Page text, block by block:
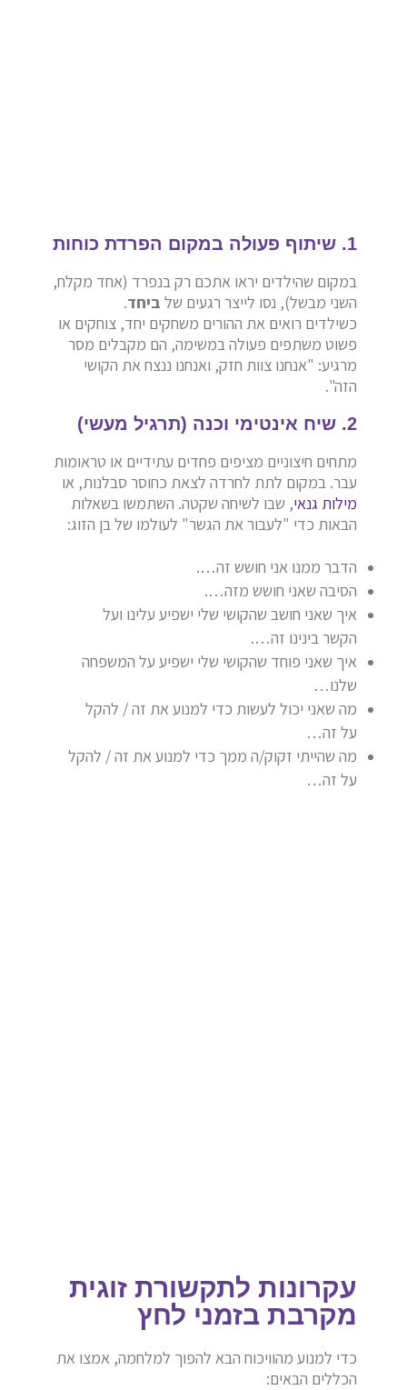
1. שיתוף פעולה במקום הפרדת כוחות
במקום שהילדים יראו אתכם רק בנפרד (אחד מקלח,
השני מבשל), נסו לייצר רגעים של ביחד.
כשילדים רואים את ההורים משחקים יחד, צוחקים או
פשוט משתפים פעולה במשימה, הם מקבלים מסר
מרגיע: "אנחנו צוות חזק, ואנחנו ננצח את הקושי
הזה".
2. שיח אינטימי וכנה (תרגיל מעשי)
מתחים חיצוניים מציפים פחדים עתידיים או טראומות
עבר. במקום לתת לחרדה לצאת כחוסר סבלנות, או
מילות גנאי, שבו לשיחה שקטה. השתמשו בשאלות
הבאות כדי "לעבור את הגשר" לעולמו של בן הזוג:
הדבר ממנו אני חושש זה….
הסיבה שאני חושש מזה….
איך שאני חושב שהקושי שלי ישפיע עלינו ועל
הקשר בינינו זה….
איך שאני פוחד שהקושי שלי ישפיע על המשפחה
שלנו…
מה שאני יכול לעשות כדי למנוע את זה / להקל
על זה…
מה שהייתי זקוק/ה ממך כדי למנוע את זה / להקל
על זה…
עקרונות לתקשורת זוגית
מקרבת בזמני לחץ
כדי למנוע מהוויכוח הבא להפוך למלחמה, אמצו את
הכללים הבאים: